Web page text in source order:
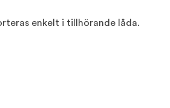
enkelt i tillhörande låda.